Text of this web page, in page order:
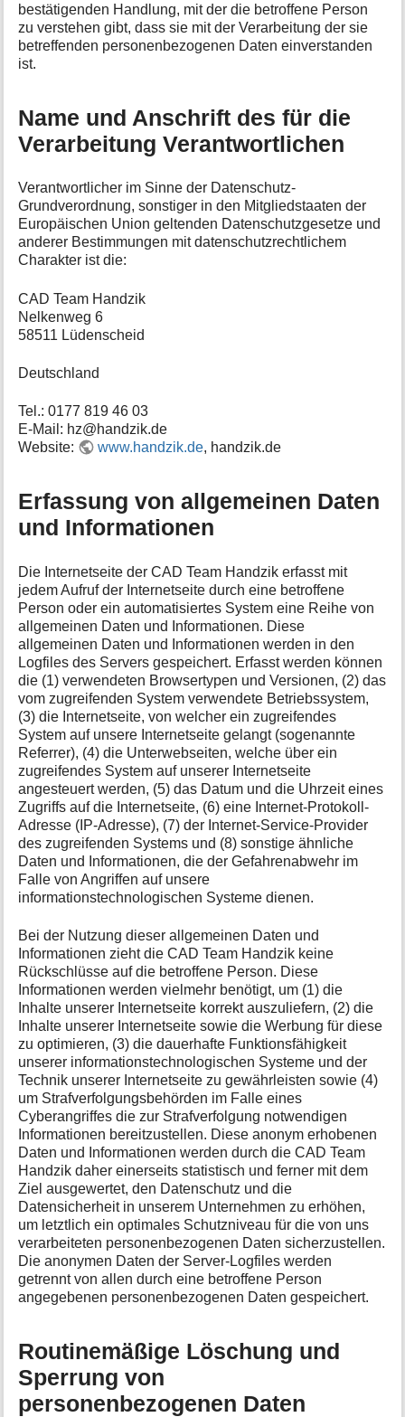
bestätigenden Handlung, mit der die betroffene Person
zu verstehen gibt, dass sie mit der Verarbeitung der sie
betreffenden personenbezogenen Daten einverstanden
ist.
Name und Anschrift des für die
Verarbeitung Verantwortlichen
Verantwortlicher im Sinne der Datenschutz-
Grundverordnung, sonstiger in den Mitgliedstaaten der
Europäischen Union geltenden Datenschutzgesetze und
anderer Bestimmungen mit datenschutzrechtlichem
Charakter ist die:
CAD Team Handzik
Nelkenweg 6
58511 Lüdenscheid
Deutschland
Tel.: 0177 819 46 03
E-Mail: hz@handzik.de
Website:
www.handzik.de, handzik.de
Erfassung von allgemeinen Daten
und Informationen
Die Internetseite der CAD Team Handzik erfasst mit
jedem Aufruf der Internetseite durch eine betroffene
Person oder ein automatisiertes System eine Reihe von
allgemeinen Daten und Informationen. Diese
allgemeinen Daten und Informationen werden in den
Logfiles des Servers gespeichert. Erfasst werden können
die (1) verwendeten Browsertypen und Versionen, (2) das
vom zugreifenden System verwendete Betriebssystem,
(3) die Internetseite, von welcher ein zugreifendes
System auf unsere Internetseite gelangt (sogenannte
Referrer), (4) die Unterwebseiten, welche über ein
zugreifendes System auf unserer Internetseite
angesteuert werden, (5) das Datum und die Uhrzeit eines
Zugriffs auf die Internetseite, (6) eine Internet-Protokoll-
Adresse (IP-Adresse), (7) der Internet-Service-Provider
des zugreifenden Systems und (8) sonstige ähnliche
Daten und Informationen, die der Gefahrenabwehr im
Falle von Angriffen auf unsere
informationstechnologischen Systeme dienen.
Bei der Nutzung dieser allgemeinen Daten und
Informationen zieht die CAD Team Handzik keine
Rückschlüsse auf die betroffene Person. Diese
Informationen werden vielmehr benötigt, um (1) die
Inhalte unserer Internetseite korrekt auszuliefern, (2) die
Inhalte unserer Internetseite sowie die Werbung für diese
zu optimieren, (3) die dauerhafte Funktionsfähigkeit
unserer informationstechnologischen Systeme und der
Technik unserer Internetseite zu gewährleisten sowie (4)
um Strafverfolgungsbehörden im Falle eines
Cyberangriffes die zur Strafverfolgung notwendigen
Informationen bereitzustellen. Diese anonym erhobenen
Daten und Informationen werden durch die CAD Team
Handzik daher einerseits statistisch und ferner mit dem
Ziel ausgewertet, den Datenschutz und die
Datensicherheit in unserem Unternehmen zu erhöhen,
um letztlich ein optimales Schutzniveau für die von uns
verarbeiteten personenbezogenen Daten sicherzustellen.
Die anonymen Daten der Server-Logfiles werden
getrennt von allen durch eine betroffene Person
angegebenen personenbezogenen Daten gespeichert.
Routinemäßige Löschung und
Sperrung von
personenbezogenen Daten